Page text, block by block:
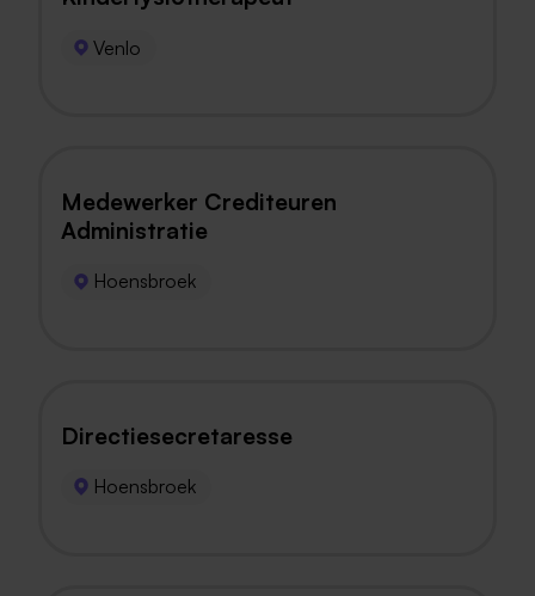
Venlo
Medewerker Crediteuren
Administratie
Hoensbroek
Directiesecretaresse
Hoensbroek